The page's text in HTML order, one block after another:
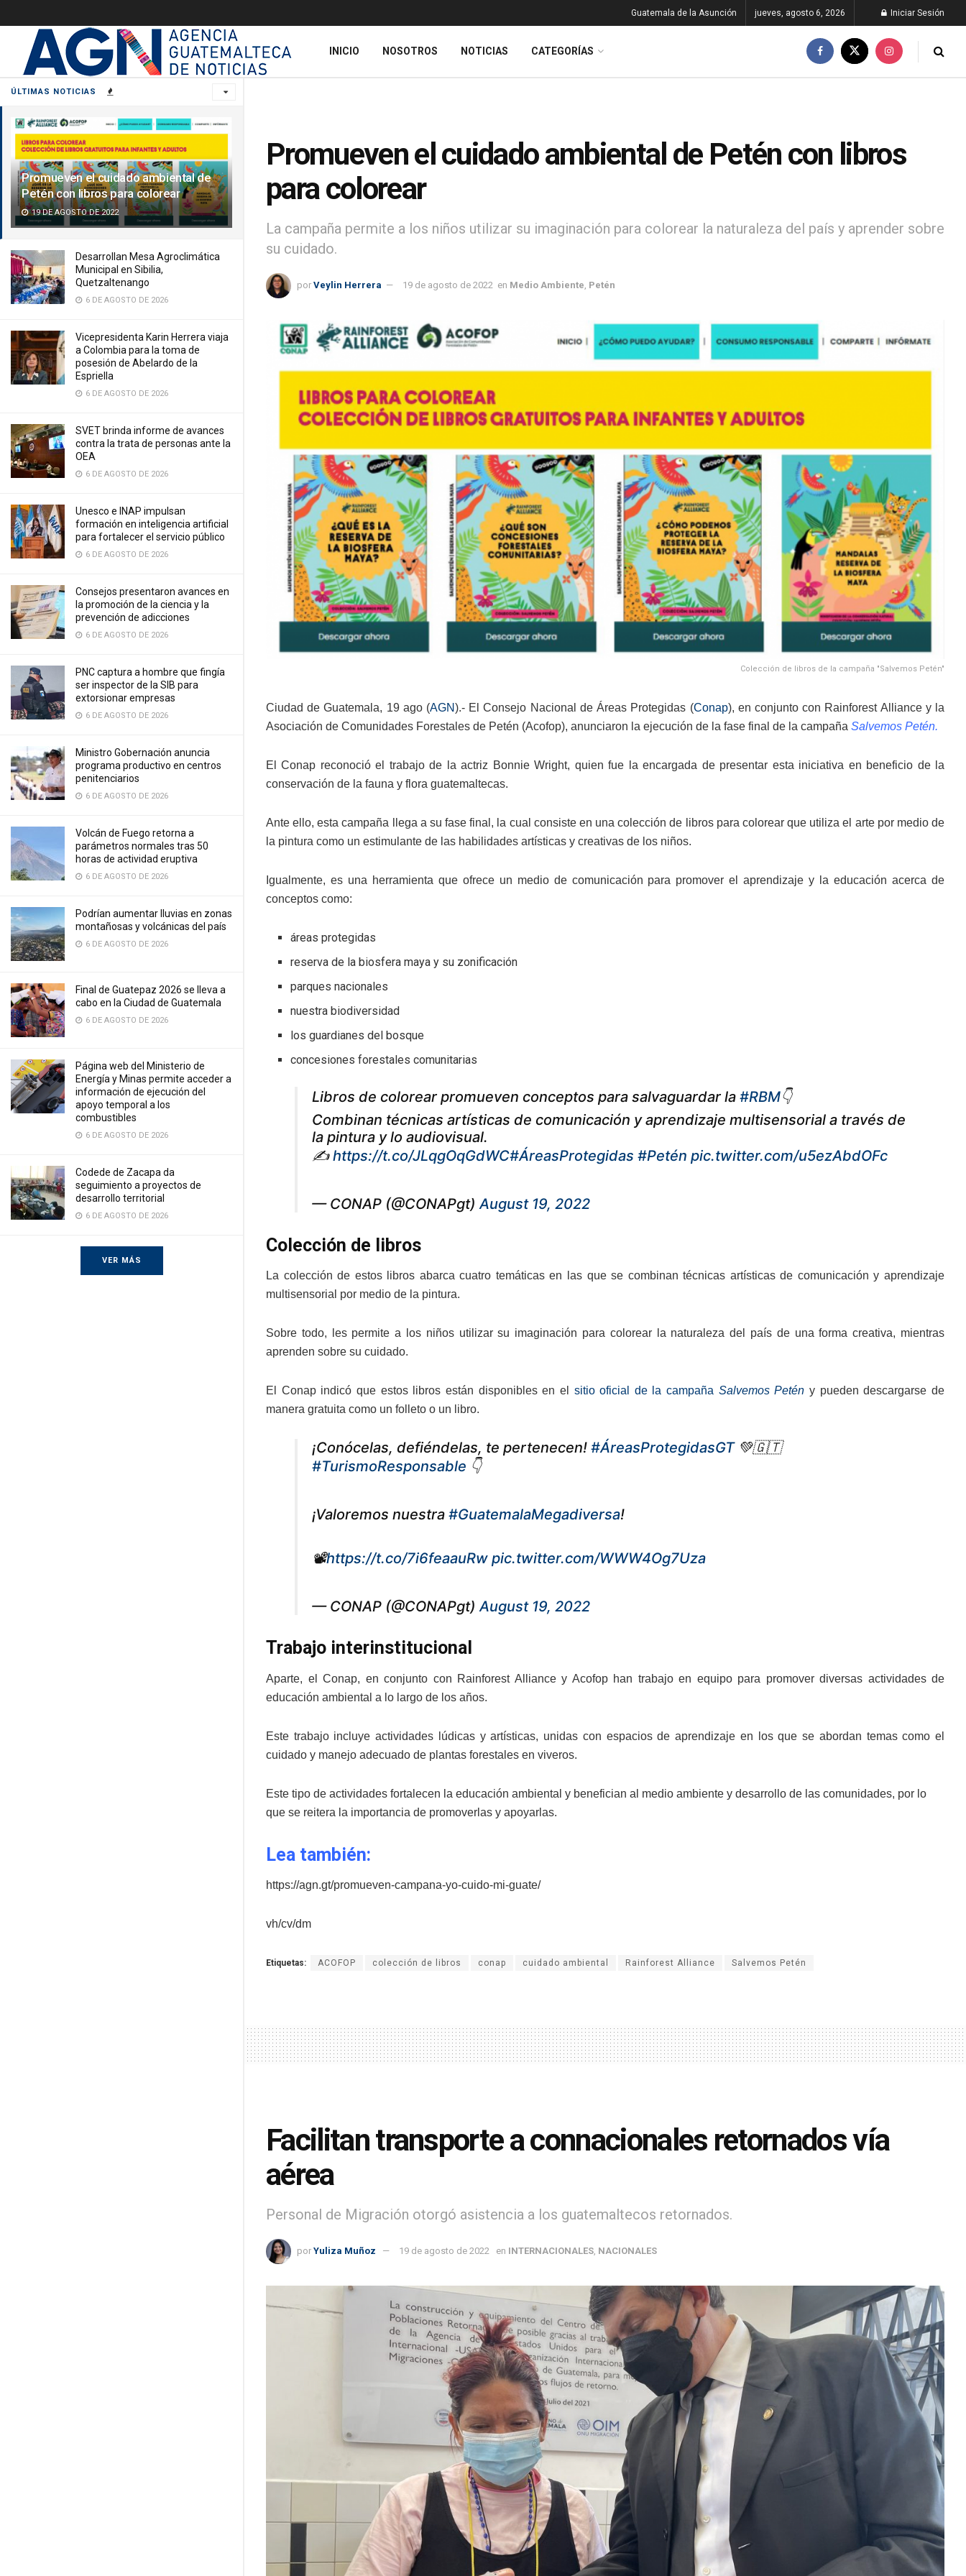
ÚLTIMAS NOTICIAS
Promueven el cuidado ambiental de
Petén con libros para colorear
19 DE AGOSTO DE 2022
Desarrollan Mesa Agroclimática
Municipal en Sibilia,
Quetzaltenango
6 DE AGOSTO DE 2026
Vicepresidenta Karin Herrera viaja
a Colombia para la toma de
posesión de Abelardo de la
Espriella
6 DE AGOSTO DE 2026
SVET brinda informe de avances
contra la trata de personas ante la
OEA
6 DE AGOSTO DE 2026
Unesco e INAP impulsan
formación en inteligencia artificial
para fortalecer el servicio público
6 DE AGOSTO DE 2026
Consejos presentaron avances en
la promoción de la ciencia y la
prevención de adicciones
6 DE AGOSTO DE 2026
PNC captura a hombre que fingía
ser inspector de la SIB para
extorsionar empresas
6 DE AGOSTO DE 2026
Ministro Gobernación anuncia
programa productivo en centros
penitenciarios
6 DE AGOSTO DE 2026
Volcán de Fuego retorna a
parámetros normales tras 50
horas de actividad eruptiva
6 DE AGOSTO DE 2026
Podrían aumentar lluvias en zonas
montañosas y volcánicas del país
6 DE AGOSTO DE 2026
Final de Guatepaz 2026 se lleva a
cabo en la Ciudad de Guatemala
6 DE AGOSTO DE 2026
Página web del Ministerio de
Energía y Minas permite acceder a
información de ejecución del
apoyo temporal a los
combustibles
6 DE AGOSTO DE 2026
Codede de Zacapa da
seguimiento a proyectos de
desarrollo territorial
6 DE AGOSTO DE 2026
VER MÁS
Guatemala de la Asunción jueves, agosto 6, 2026 Iniciar Sesión
INICIO NOSOTROS NOTICIAS CATEGORÍAS
Promueven el cuidado ambiental de Petén con libros
para colorear
La campaña permite a los niños utilizar su imaginación para colorear la naturaleza del país y aprender sobre
su cuidado.
por Veylin Herrera 19 de agosto de 2022 en Medio Ambiente Petén
Colección de libros de la campaña "Salvemos Petén"
Ciudad de Guatemala, 19 ago (AGN).- El Consejo Nacional de Áreas Protegidas (Conap), en conjunto con Rainforest Alliance y la
Asociación de Comunidades Forestales de Petén (Acofop), anunciaron la ejecución de la fase final de la campaña Salvemos Petén.
El Conap reconoció el trabajo de la actriz Bonnie Wright, quien fue la encargada de presentar esta iniciativa en beneficio de la
conservación de la fauna y flora guatemaltecas.
Ante ello, esta campaña llega a su fase final, la cual consiste en una colección de libros para colorear que utiliza el arte por medio de
la pintura como un estimulante de las habilidades artísticas y creativas de los niños.
Igualmente, es una herramienta que ofrece un medio de comunicación para promover el aprendizaje y la educación acerca de
conceptos como:
áreas protegidas
reserva de la biosfera maya y su zonificación
parques nacionales
nuestra biodiversidad
los guardianes del bosque
concesiones forestales comunitarias
Libros de colorear promueven conceptos para salvaguardar la #RBM👇
Combinan técnicas artísticas de comunicación y aprendizaje multisensorial a través de
la pintura y lo audiovisual.
✍️https://t.co/JLqgOqGdWC#ÁreasProtegidas #Petén pic.twitter.com/u5ezAbdOFc
— CONAP (@CONAPgt) August 19, 2022
Colección de libros
La colección de estos libros abarca cuatro temáticas en las que se combinan técnicas artísticas de comunicación y aprendizaje
multisensorial por medio de la pintura.
Sobre todo, les permite a los niños utilizar su imaginación para colorear la naturaleza del país de una forma creativa, mientras
aprenden sobre su cuidado.
El Conap indicó que estos libros están disponibles en el sitio oficial de la campaña Salvemos Petén y pueden descargarse de
manera gratuita como un folleto o un libro.
¡Conócelas, defiéndelas, te pertenecen! #ÁreasProtegidasGT💚🇬🇹
#TurismoResponsable 👇
¡Valoremos nuestra #GuatemalaMegadiversa!
📽https://t.co/7i6feaauRw pic.twitter.com/WWW4Og7Uza
— CONAP (@CONAPgt)August 19, 2022
Trabajo interinstitucional
Aparte, el Conap, en conjunto con Rainforest Alliance y Acofop han trabajo en equipo para promover diversas actividades de
educación ambiental a lo largo de los años.
Este trabajo incluye actividades lúdicas y artísticas, unidas con espacios de aprendizaje en los que se abordan temas como el
cuidado y manejo adecuado de plantas forestales en viveros.
Este tipo de actividades fortalecen la educación ambiental y benefician al medio ambiente y desarrollo de las comunidades, por lo
que se reitera la importancia de promoverlas y apoyarlas.
Lea también:
https://agn.gt/promueven-campana-yo-cuido-mi-guate/
vh/cv/dm
Etiquetas: ACOFOP colección de libros conap cuidado ambiental Rainforest Alliance Salvemos Petén
Facilitan transporte a connacionales retornados vía
aérea
Personal de Migración otorgó asistencia a los guatemaltecos retornados.
por Yuliza Muñoz 19 de agosto de 2022 en INTERNACIONALES, NACIONALES